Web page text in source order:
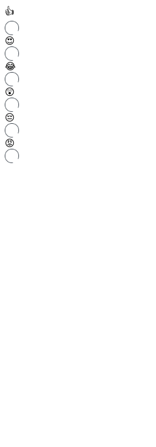
👍
😍
😂
😲
😔
😡